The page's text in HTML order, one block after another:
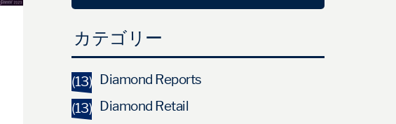
カテゴリー
Diamond Reports
(13)
Diamond Retail
(13)